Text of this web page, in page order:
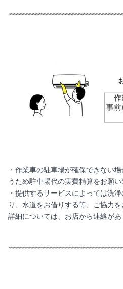
・作業車の駐車場が確保できない
うため駐車場代の実費精算をお願い
・提供するサービスによっては洗
り、水道をお借りする等、ご協力
詳細については、お店から連絡があ